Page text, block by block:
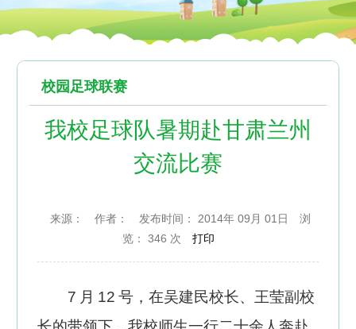
校园足球联赛
我校足球队暑期赴甘肃兰州
交流比赛
来源： 作者： 发布时间： 2014年 09月 01日
浏
览： 346 次 打印
7 月 12 号，在吴建民校长、王莹副校